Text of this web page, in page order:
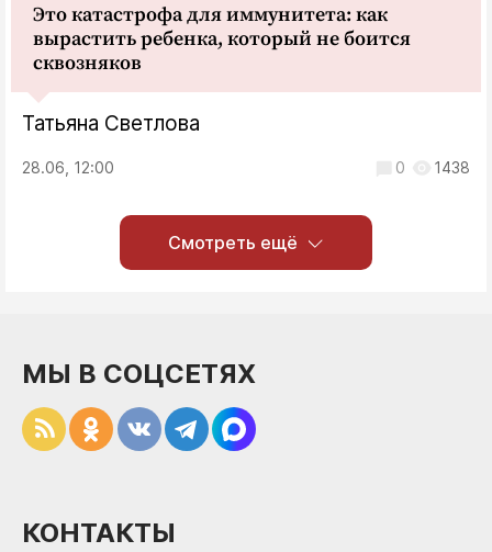
Это катастрофа для иммунитета: как
вырастить ребенка, который не боится
сквозняков
Татьяна Светлова
28.06, 12:00 0 1438
Смотреть ещё
МЫ В СОЦСЕТЯХ
КОНТАКТЫ